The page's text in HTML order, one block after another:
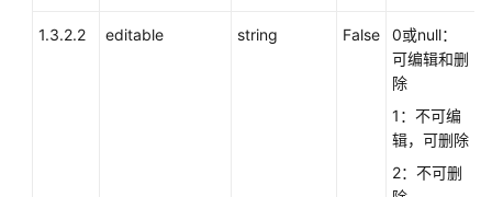
接
1.3.2.2 editable string False
0或null：
可编辑和删
除
1：不可编
辑，可删除
2：不可删